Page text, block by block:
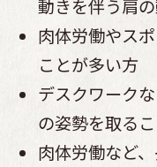
動きを伴う肩
肉体労働やス
ことが多い方
デスクワーク
の姿勢を取る
肉体労働など